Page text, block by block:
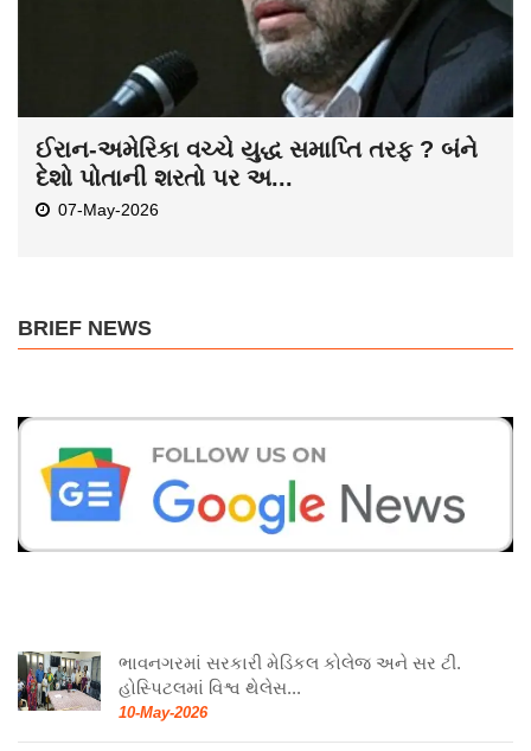
ઈરાન-અમેરિકા વચ્ચે યુદ્ધ સમાપ્તિ તરફ ? બંને
દેશો પોતાની શરતો પર અ...
07-May-2026
BRIEF NEWS
ભાવનગરમાં સરકારી મેડિકલ કોલેજ અને સર ટી.
હોસ્પિટલમાં વિશ્વ થેલેસ...
10-May-2026